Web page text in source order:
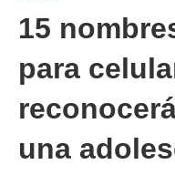
15
para
una